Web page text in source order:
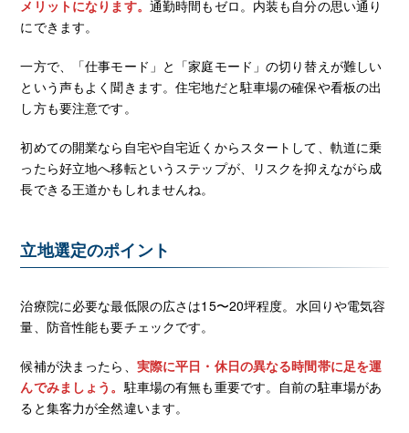
メリットになります。 通勤時間もゼロ。内装も自分の思い通り
にできます。
一方で、「仕事モード」と「家庭モード」の切り替えが難しい
という声もよく聞きます。住宅地だと駐車場の確保や看板の出
し方も要注意です。
初めての開業なら自宅や自宅近くからスタートして、軌道に乗
ったら好立地へ移転というステップが、リスクを抑えながら成
長できる王道かもしれませんね。
立地選定のポイント
治療院に必要な最低限の広さは15〜20坪程度。水回りや電気容
量、防音性能も要チェックです。
候補が決まったら、 実際に平日・休日の異なる時間帯に足を運
んでみましょう。 駐車場の有無も重要です。自前の駐車場があ
ると集客力が全然違います。